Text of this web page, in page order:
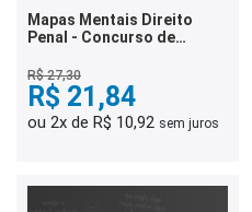
Mapas Mentais Direito
Penal - Concurso de
Crime (PDF)
R$ 27,30
R$ 21,84
ou 2x de R$ 10,92 sem juros